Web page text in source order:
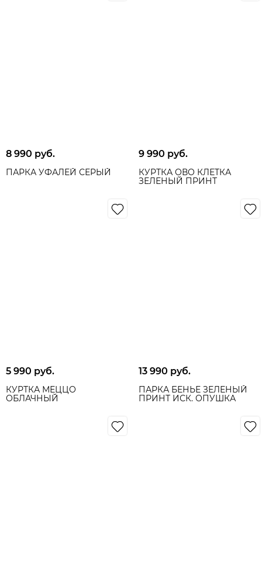
8 990 руб.
ПАРКА УФАЛЕЙ СЕРЫЙ
9 990 руб.
КУРТКА ОВО КЛЕТКА
ЗЕЛЕНЫЙ ПРИНТ
5 990 руб.
КУРТКА МЕЦЦО
ОБЛАЧНЫЙ
13 990 руб.
ПАРКА БЕНЬЕ ЗЕЛЁНЫЙ
ПРИНТ ИСК. ОПУШКА